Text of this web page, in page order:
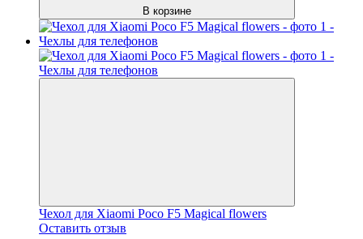
В корзине
Чехол для Xiaomi Poco F5 Magical flowers
Оставить отзыв